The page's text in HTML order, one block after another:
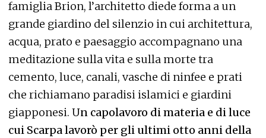
famiglia Brion, l’architetto diede forma a un
grande giardino del silenzio in cui architettura,
acqua, prato e paesaggio accompagnano una
meditazione sulla vita e sulla morte tra
cemento, luce, canali, vasche di ninfee e prati
che richiamano paradisi islamici e giardini
giapponesi. Un capolavoro di materia e di luce
cui Scarpa lavorò per gli ultimi otto anni della